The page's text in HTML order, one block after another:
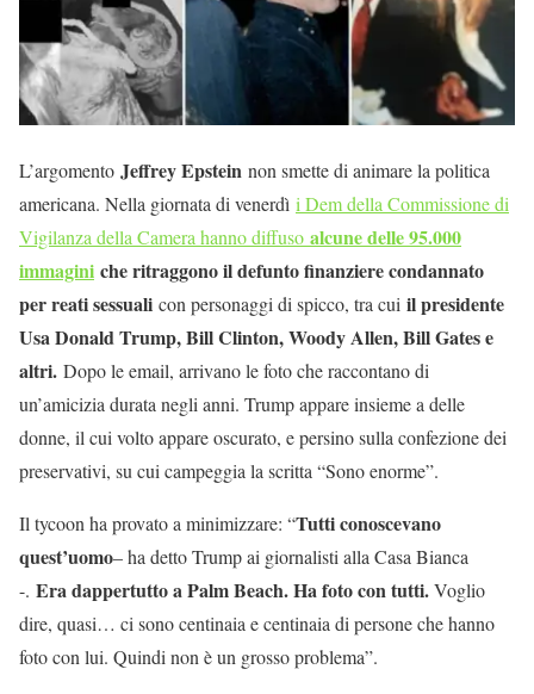
L’argomento Jeffrey Epstein non smette di animare la politica
americana. Nella giornata di venerdì i Dem della Commissione di
Vigilanza della Camera hanno diffuso alcune delle 95.000
immagini che ritraggono il defunto finanziere condannato
per reati sessuali con personaggi di spicco, tra cui il presidente
Usa Donald Trump, Bill Clinton, Woody Allen, Bill Gates e
altri. Dopo le email, arrivano le foto che raccontano di
un’amicizia durata negli anni. Trump appare insieme a delle
donne, il cui volto appare oscurato, e persino sulla confezione dei
preservativi, su cui campeggia la scritta “Sono enorme”.
Il tycoon ha provato a minimizzare: “Tutti conoscevano
quest’uomo– ha detto Trump ai giornalisti alla Casa Bianca
-. Era dappertutto a Palm Beach. Ha foto con tutti.Voglio
dire, quasi… ci sono centinaia e centinaia di persone che hanno
foto con lui. Quindi non è un grosso problema”.